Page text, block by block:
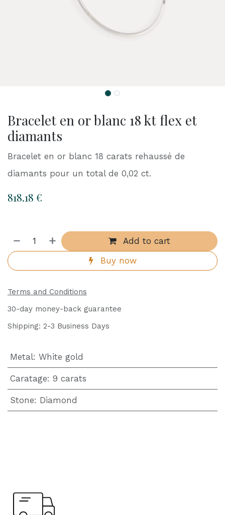
Bracelet en or blanc 18 kt flex et
diamants
Bracelet en or blanc 18 carats rehaussé de
diamants pour un total de 0,02 ct.
818.18 €
Add to cart
Buy now
Terms and Conditions
30-day money-back guarantee
Shipping: 2-3 Business Days
Metal: White gold
Caratage: 9 carats
Stone: Diamond